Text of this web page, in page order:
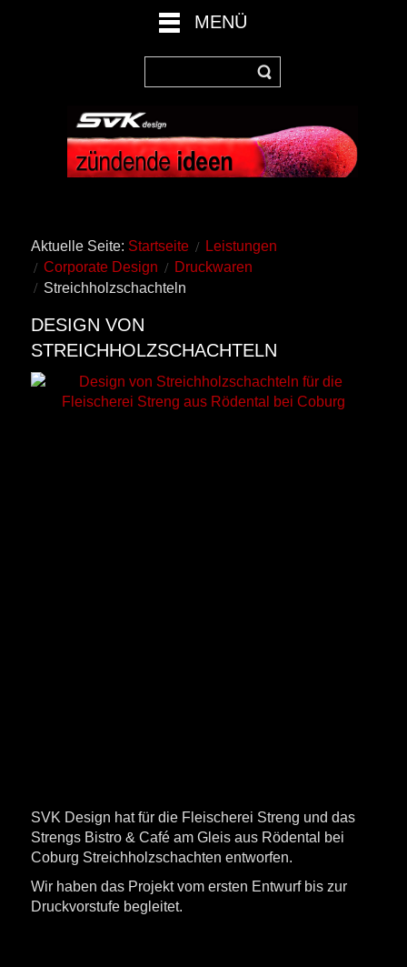
MENÜ
Aktuelle Seite: Startseite
Leistungen
Corporate Design
Druckwaren
Streichholzschachteln
DESIGN VON
STREICHHOLZSCHACHTELN
SVK Design hat für die Fleischerei Streng und das
Strengs Bistro & Café am Gleis aus Rödental bei
Coburg Streichholzschachten entworfen.
Wir haben das Projekt vom ersten Entwurf bis zur
Druckvorstufe begleitet.